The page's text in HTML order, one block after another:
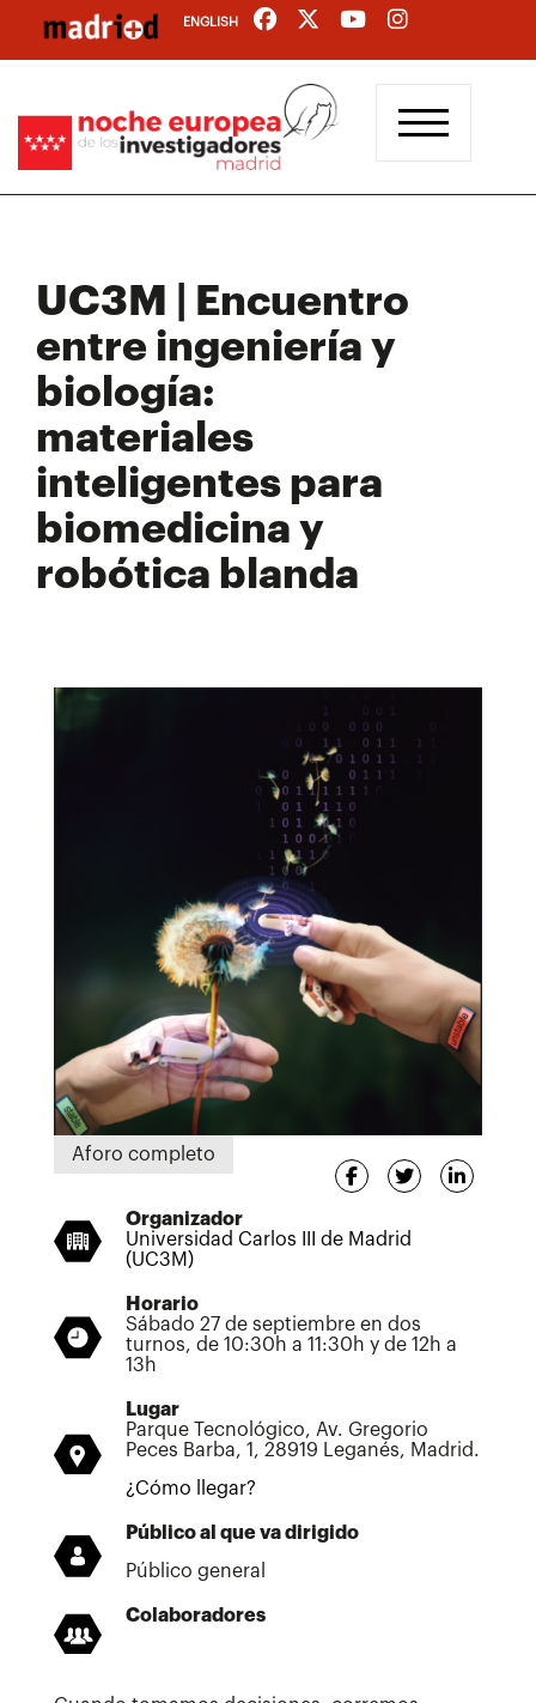
contenido
ENGLISH
UC3M | Encuentro
entre ingeniería y
biología:
materiales
inteligentes para
biomedicina y
robótica blanda
Aforo completo
Organizador
Universidad Carlos III de Madrid
(UC3M)
Horario
Sábado 27 de septiembre en dos
turnos, de 10:30h a 11:30h y de 12h a
13h
Lugar
Parque Tecnológico, Av. Gregorio
Peces Barba, 1, 28919 Leganés, Madrid.
¿Cómo llegar?
Público al que va dirigido
Público general
Colaboradores